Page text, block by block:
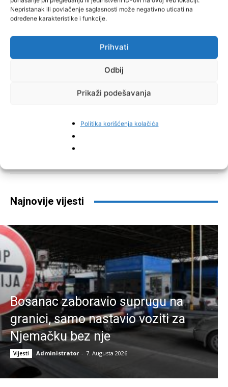
Nepristanak ili povlačenje saglasnosti može negativno uticati na
određene karakteristike i funkcije.
Prihvati
Odbij
Prikaži podešavanja
Politika korišćenja kolačića
Najnovije vijesti
Bosanac zaboravio suprugu na
granici, samo nastavio voziti za
Njemačku bez nje
Vijesti Administrator - 7. Augusta 2026.